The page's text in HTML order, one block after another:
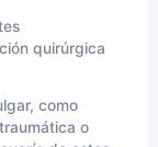
quirúrgica
como
o